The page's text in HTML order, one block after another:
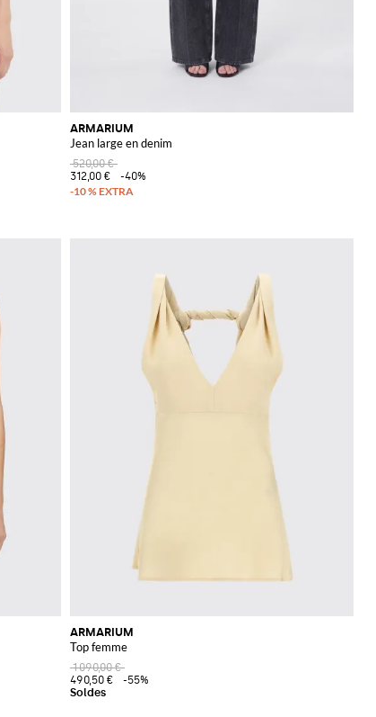
ARMARIUM
Jean large en denim
520,00 €
312,00 €
-40%
ARMARIUM
Top femme
1 090,00 €
490,50 €
-55%